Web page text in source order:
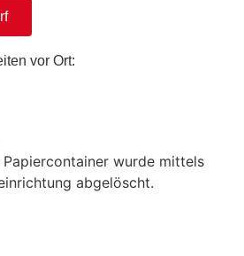
vor Ort:
Papiercontainer wurde mittels
abgelöscht.